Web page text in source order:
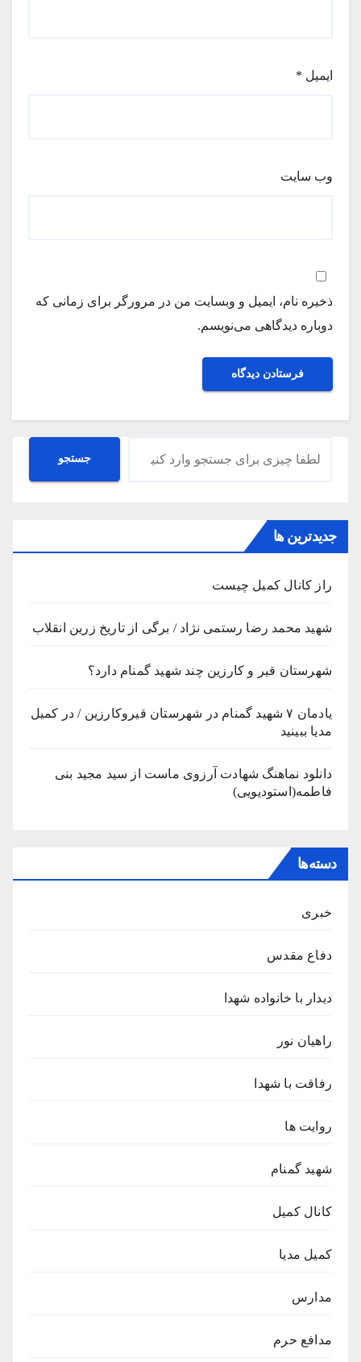
ایمیل *
وب‌ سایت
ذخیره نام، ایمیل و وبسایت من در مرورگر برای زمانی که
دوباره دیدگاهی می‌نویسم.
جستجو جستجو
جدیدترین ها
راز کانال کمیل چیست
شهید محمد رضا رستمی نژاد / برگی از تاریخ زرین انقلاب
شهرستان قیر و کارزین چند شهید گمنام دارد؟
یادمان ۷ شهید گمنام در شهرستان قیروکارزین / در کمیل
مدیا ببینید
دانلود نماهنگ شهادت آرزوی ماست از سید مجید بنی
فاطمه(استودیویی)
دسته‌ها
خبری
دفاع مقدس
دیدار با خانواده شهدا
راهیان نور
رفاقت با شهدا
روایت ها
شهید گمنام
کانال کمیل
کمیل مدیا
مدارس
مدافع حرم